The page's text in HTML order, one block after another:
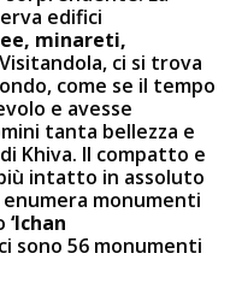
edifici
minareti,
Visitandola, ci si trova
come se il tempo
e avesse
tanta bellezza e
Khiva. Il compatto e
intatto in assoluto
monumenti
‘Ichan
sono 56 monumenti